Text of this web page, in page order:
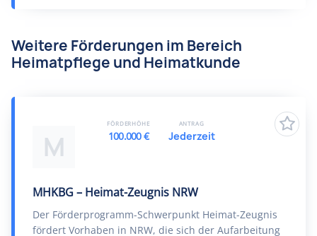
Weitere Förderungen im Bereich
Heimatpflege und Heimatkunde
M
MHKBG – Heimat-Zeugnis NRW
Der Förderprogramm-Schwerpunkt Heimat-Zeugnis
fördert Vorhaben in NRW, die sich der Aufarbeitung
FÖRDERHÖHE
100.000 €
ANTRAG
Jederzeit